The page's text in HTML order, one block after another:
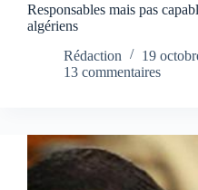
Responsables mais pas
algériens
Rédaction
19
13 commentaires